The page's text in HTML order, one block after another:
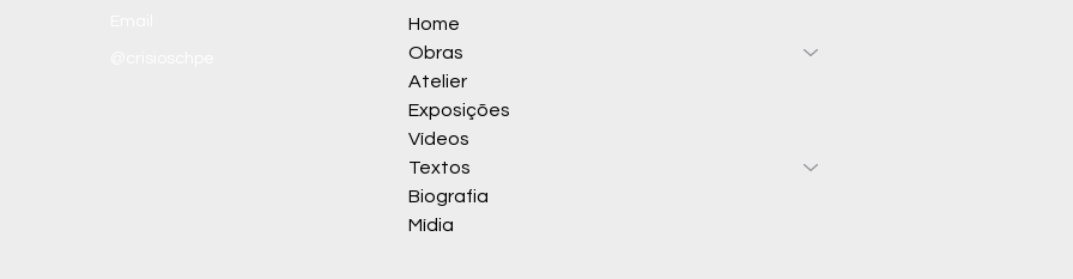
Home
Obras
Atelier
Exposições
Vídeos
Textos
Biografia
Mídia